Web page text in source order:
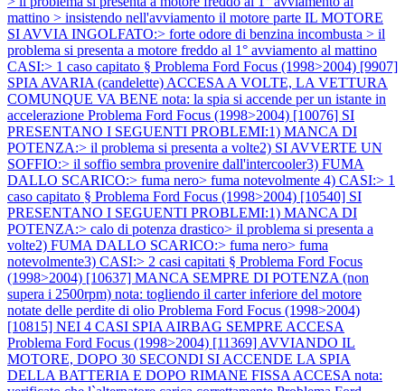
mattino > insistendo nell'avviamento il motore parte IL MOTORE
SI AVVIA INGOLFATO:> forte odore di benzina incombusta > il
problema si presenta a motore freddo al 1° avviamento al mattino
CASI:> 1 caso capitato § Problema Ford Focus (1998>2004) [9907]
SPIA AVARIA (candelette) ACCESA A VOLTE, LA VETTURA
COMUNQUE VA BENE nota: la spia si accende per un istante in
accelerazione Problema Ford Focus (1998>2004) [10076] SI
PRESENTANO I SEGUENTI PROBLEMI:1) MANCA DI
POTENZA:> il problema si presenta a volte2) SI AVVERTE UN
SOFFIO:> il soffio sembra provenire dall'intercooler3) FUMA
DALLO SCARICO:> fuma nero> fuma notevolmente 4) CASI:> 1
caso capitato § Problema Ford Focus (1998>2004) [10540] SI
PRESENTANO I SEGUENTI PROBLEMI:1) MANCA DI
POTENZA:> calo di potenza drastico> il problema si presenta a
volte2) FUMA DALLO SCARICO:> fuma nero> fuma
notevolmente3) CASI:> 2 casi capitati § Problema Ford Focus
(1998>2004) [10637] MANCA SEMPRE DI POTENZA (non
supera i 2500rpm) nota: togliendo il carter inferiore del motore
notate delle perdite di olio Problema Ford Focus (1998>2004)
[10815] NEI 4 CASI SPIA AIRBAG SEMPRE ACCESA
Problema Ford Focus (1998>2004) [11369] AVVIANDO IL
MOTORE, DOPO 30 SECONDI SI ACCENDE LA SPIA
DELLA BATTERIA E DOPO RIMANE FISSA ACCESA nota: